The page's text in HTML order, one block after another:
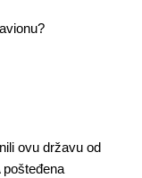
ovu državu od